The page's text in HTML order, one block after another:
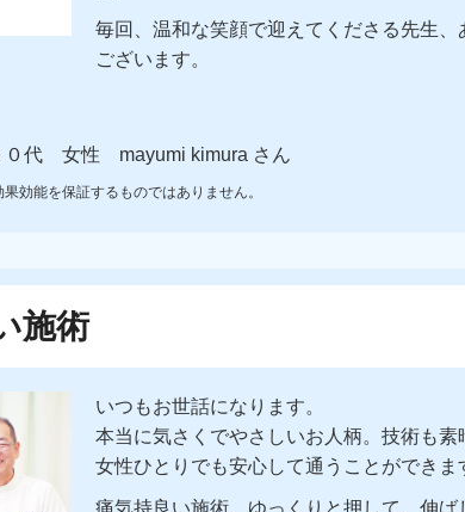
毎回、温和な笑顔で迎えてくださる先生、
ございます。
代 女性 mayumi kimura さん
効能を保証するものではありません。
施術
いつもお世話になります。
本当に気さくでやさしいお人柄。技術も素
女性ひとりでも安心して通うことができま
痛気持良い施術、ゆっくりと押して、伸ば